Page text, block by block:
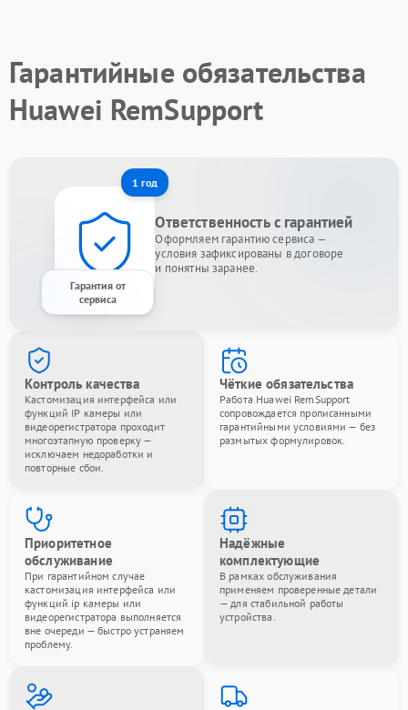
Гарантийные обязательства
Huawei RemSupport
1 год
Гарантия от
сервиса
Ответственность с гарантией
Оформляем гарантию сервиса —
условия зафиксированы в договоре
и понятны заранее.
Контроль качества
Кастомизация интерфейса или
функций IP камеры или
видеорегистратора проходит
многоэтапную проверку —
исключаем недоработки и
повторные сбои.
Чёткие обязательства
Работа Huawei RemSupport
сопровождается прописанными
гарантийными условиями — без
размытых формулировок.
Приоритетное
обслуживание
При гарантийном случае
кастомизация интерфейса или
функций ip камеры или
видеорегистратора выполняется
вне очереди — быстро устраняем
проблему.
Надёжные
комплектующие
В рамках обслуживания
применяем проверенные детали
— для стабильной работы
устройства.